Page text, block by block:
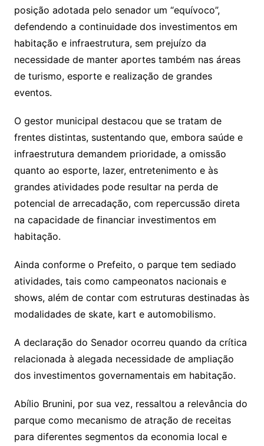
posição adotada pelo senador um “equívoco”,
defendendo a continuidade dos investimentos em
habitação e infraestrutura, sem prejuízo da
necessidade de manter aportes também nas áreas
de turismo, esporte e realização de grandes
eventos.
O gestor municipal destacou que se tratam de
frentes distintas, sustentando que, embora saúde e
infraestrutura demandem prioridade, a omissão
quanto ao esporte, lazer, entretenimento e às
grandes atividades pode resultar na perda de
potencial de arrecadação, com repercussão direta
na capacidade de financiar investimentos em
habitação.
Ainda conforme o Prefeito, o parque tem sediado
atividades, tais como campeonatos nacionais e
shows, além de contar com estruturas destinadas às
modalidades de skate, kart e automobilismo.
A declaração do Senador ocorreu quando da crítica
relacionada à alegada necessidade de ampliação
dos investimentos governamentais em habitação.
Abílio Brunini, por sua vez, ressaltou a relevância do
parque como mecanismo de atração de receitas
para diferentes segmentos da economia local e